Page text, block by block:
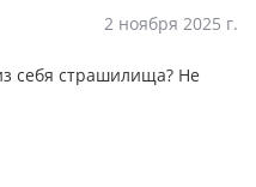
2 ноября 2025 г.
себя страшилища? Не